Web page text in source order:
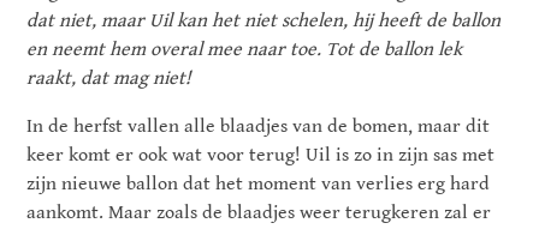
dat niet, maar Uil kan het niet schelen, hij heeft de ballon
en neemt hem overal mee naar toe. Tot de ballon lek
raakt, dat mag niet!
In de herfst vallen alle blaadjes van de bomen, maar dit
keer komt er ook wat voor terug! Uil is zo in zijn sas met
zijn nieuwe ballon dat het moment van verlies erg hard
aankomt. Maar zoals de blaadjes weer terugkeren zal er